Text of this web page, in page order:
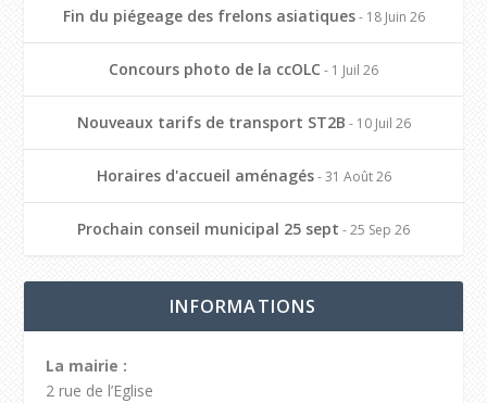
Fin du piégeage des frelons asiatiques- 18 Juin 26
Concours photo de la ccOLC - 1 Juil 26
Nouveaux tarifs de transport ST2B - 10 Juil 26
Horaires d'accueil aménagés- 31 Août 26
Prochain conseil municipal 25 sept - 25 Sep 26
INFORMATIONS
La mairie :
2 rue de l’Eglise